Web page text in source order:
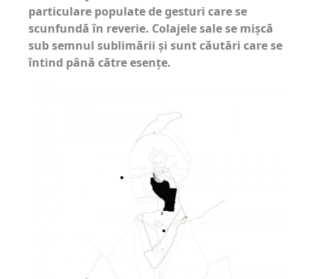
particulare populate de gesturi care se
scunfundă în reverie. Colajele sale se mişcă
sub semnul sublimării şi sunt căutări care se
întind până către esenţe.